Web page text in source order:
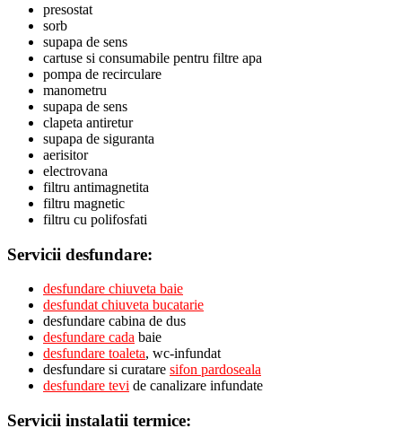
presostat
sorb
supapa de sens
cartuse si consumabile pentru filtre apa
pompa de recirculare
manometru
supapa de sens
clapeta antiretur
supapa de siguranta
aerisitor
electrovana
filtru antimagnetita
filtru magnetic
filtru cu polifosfati
Servicii desfundare:
desfundare chiuveta baie
desfundat chiuveta bucatarie
desfundare cabina de dus
desfundare cada baie
desfundare toaleta, wc-infundat
desfundare si curatare sifon pardoseala
desfundare tevi de canalizare infundate
Servicii instalatii termice: